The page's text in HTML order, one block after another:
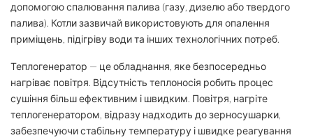
допомогою спалювання палива (газу, дизелю або твердого
палива). Котли зазвичай використовують для опалення
приміщень, підігріву води та інших технологічних потреб.
Теплогенератор — це обладнання, яке безпосередньо
нагріває повітря. Відсутність теплоносія робить процес
сушіння більш ефективним і швидким. Повітря, нагріте
теплогенератором, відразу надходить до зерносушарки,
забезпечуючи стабільну температуру і швидке реагування